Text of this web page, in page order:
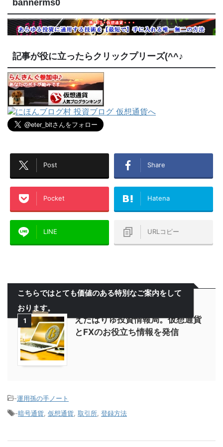
bannerms0
記事が役に立ったらクリックプリーズ(^^♪
Post Share
Pocket Hatena
LINE URLコピー
こちらではとても価値のある特別なご案内をして
おります。
1
えたばりゅ投資情報局。仮想通貨
とFXのお役立ち情報を発信
-運用孫の手ノート
-暗号通貨, 仮想通貨, 取引所, 登録方法